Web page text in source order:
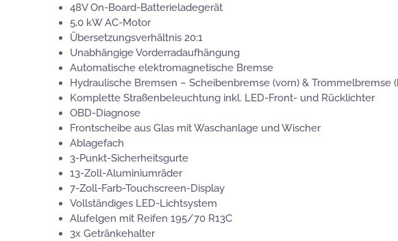
48V On-Board-Batterieladegerät
5,0 kW AC-Motor
Übersetzungsverhältnis 20:1
Unabhängige Vorderradaufhängung
Automatische elektromagnetische Bremse
Hydraulische Bremsen – Scheibenbremse (vorn) & Trommelbremse
Komplette Straßenbeleuchtung inkl. LED-Front- und Rücklichter
OBD-Diagnose
Frontscheibe aus Glas mit Waschanlage und Wischer
Ablagefach
3-Punkt-Sicherheitsgurte
13-Zoll-Aluminiumräder
7-Zoll-Farb-Touchscreen-Display
Vollständiges LED-Lichtsystem
Alufelgen mit Reifen 195/70 R13C
3x Getränkehalter